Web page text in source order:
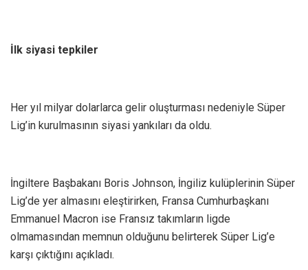
İlk siyasi tepkiler
Her yıl milyar dolarlarca gelir oluşturması nedeniyle Süper
Lig’in kurulmasının siyasi yankıları da oldu.
İngiltere Başbakanı Boris Johnson, İngiliz kulüplerinin Süper
Lig’de yer almasını eleştirirken, Fransa Cumhurbaşkanı
Emmanuel Macron ise Fransız takımların ligde
olmamasından memnun olduğunu belirterek Süper Lig’e
karşı çıktığını açıkladı.